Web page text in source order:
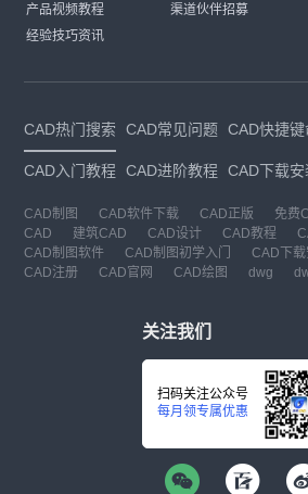
产品视频教程
经验技巧资讯
渠道伙伴招募
CAD热门搜索 CAD常见问题 CAD快捷
CAD入门教程 CAD进阶教程 CAD下载安
CAD制图 CAD软件下载 CAD正版 免费
CAD
建筑CAD CAD设计 CAD教程
CAD制图软件
CAD制图初学入门 CAD下载
CAD注册
CAD官网 CAD绘图 dwg
关注我们
扫码关注公众号
每月领专属优惠